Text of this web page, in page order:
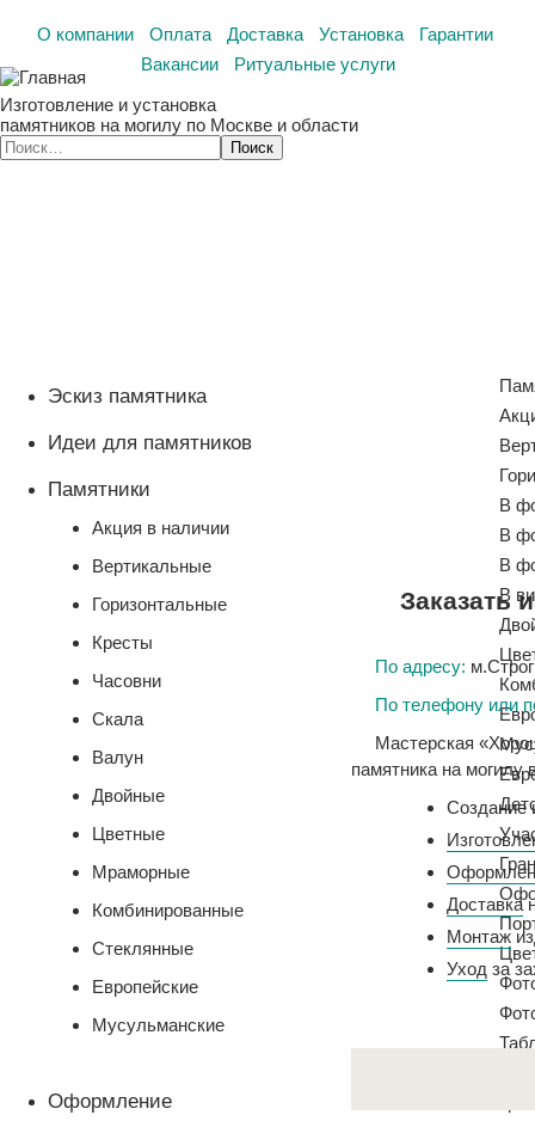
О компании Оплата Доставка Установка
Гарантии
Вакансии
Ритуальные услуги
Изготовление и установка
памятников на могилу по Москве и области
В
В
В
В
Эскиз памятника
Идеи для памятников
Памятники
Акция в наличии
Вертикальные
Горизонтальные
Кресты
Часовни
Скала
Валун
Двойные
Цветные
Мраморные
Комбинированные
Стеклянные
Европейские
Мусульманские
Оформление
Заказать
По адресу:
По телефону или
Мастерская
памятника на могилу
Создание
Доставка
Монтаж
Уход за